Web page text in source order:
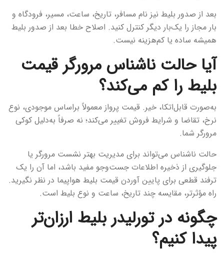
بعد از صدور بلیط نیز نام مسافر، تاریخ، ساعت، مسیر، فرودگاه و
بار مجاز را یک‌بار دیگر کنترل کنید. اصلاح خطا بعد از صدور بلیط
همیشه ساده یا کم‌هزینه نیست.
آیا حالت ناشناس مرورگر قیمت
بلیط را کم می‌کند؟
به‌صورت قابل‌اتکا، خیر. قیمت پرواز معمولاً براساس موجودی، نوع
نرخ، تقاضا و شرایط فروش تغییر می‌کند؛ نه صرفاً به‌دلیل کوکی
مرورگر شما.
حالت ناشناس می‌تواند برای مدیریت بهتر نشست مرورگر یا
جلوگیری از ذخیره اطلاعات جست‌وجو مفید باشد، اما آن را یک
ترفند قطعی برای پایین آوردن قیمت بلیط هواپیما در نظر نگیرید.
راه مؤثرتر، مقایسه چند تاریخ، ساعت و نوع بلیط است.
چگونه در تورلیدر بلیط ارزان‌تر
پیدا کنیم؟